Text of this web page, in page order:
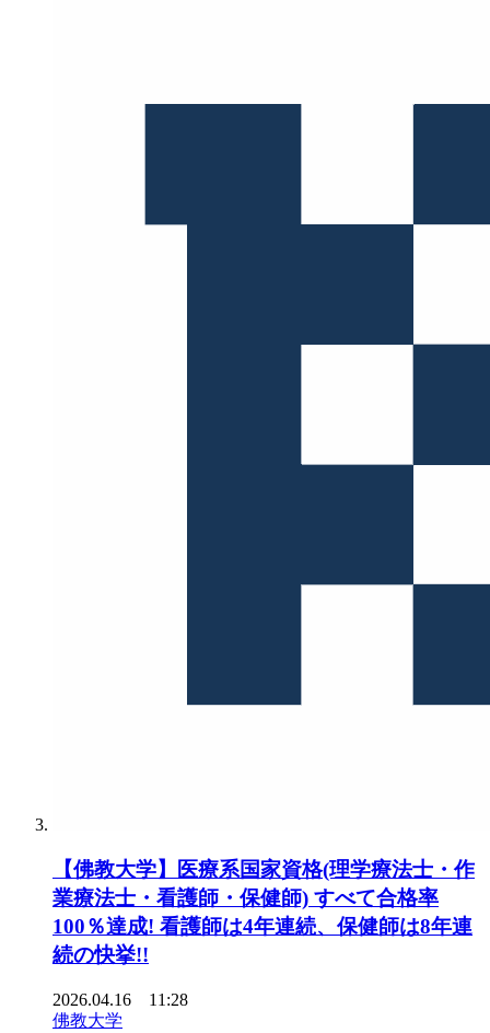
【佛教大学】医療系国家資格(理学療法士・作
業療法士・看護師・保健師) すべて合格率
100％達成! 看護師は4年連続、保健師は8年連
続の快挙!!
2026.04.16 11:28
佛教大学